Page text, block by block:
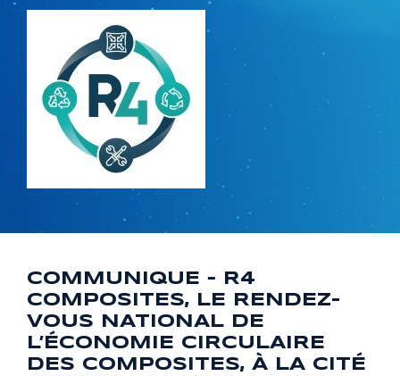
COMMUNIQUE - R4
COMPOSITES, LE RENDEZ-
VOUS NATIONAL DE
L’ÉCONOMIE CIRCULAIRE
DES COMPOSITES, À LA CITÉ